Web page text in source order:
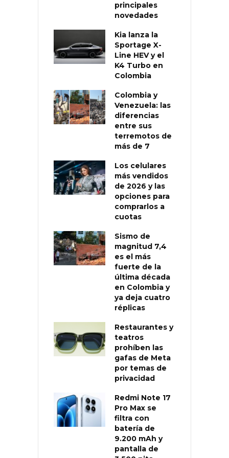
principales
novedades
Kia lanza la
Sportage X-
Line HEV y el
K4 Turbo en
Colombia
Colombia y
Venezuela: las
diferencias
entre sus
terremotos de
más de 7
Los celulares
más vendidos
de 2026 y las
opciones para
comprarlos a
cuotas
Sismo de
magnitud 7,4
es el más
fuerte de la
última década
en Colombia y
ya deja cuatro
réplicas
Restaurantes y
teatros
prohíben las
gafas de Meta
por temas de
privacidad
Redmi Note 17
Pro Max se
filtra con
batería de
9.200 mAh y
pantalla de